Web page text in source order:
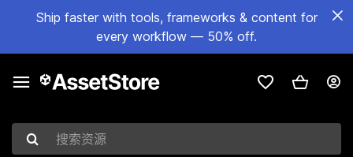
Ship faster with tools, frameworks & content for
every workflow — 50% off.
搜索资源